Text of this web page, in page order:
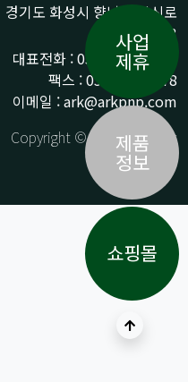
경기도 화성시 향남읍 상신로
290-13
대표전화 : 031-359-9776 /
팩스 : 031-359-9778
이메일 : ark@arkpnp.com
Copyright © ARK All Rights
Reserved.
상단으로
사업
제휴
제품
정보
쇼핑몰